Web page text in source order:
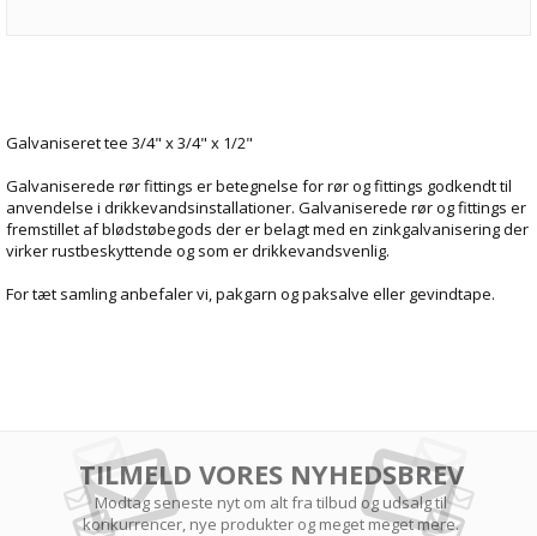
Galvaniseret tee 3/4" x 3/4" x 1/2"
Galvaniserede rør fittings er betegnelse for rør og fittings godkendt til
anvendelse i drikkevandsinstallationer. Galvaniserede rør og fittings er
fremstillet af blødstøbegods der er belagt med en zinkgalvanisering der
virker rustbeskyttende og som er drikkevandsvenlig.
For tæt samling anbefaler vi, pakgarn og paksalve eller gevindtape.
TILMELD VORES NYHEDSBREV
Modtag seneste nyt om alt fra tilbud og udsalg til
konkurrencer, nye produkter og meget meget mere.